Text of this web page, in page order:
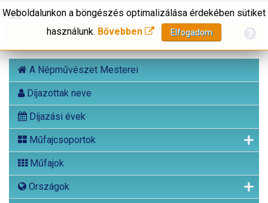
A Népművészet Mesterei
Díjazottak neve
Díjazási évek
Műfajcsoportok
Műfajok
Országok
Weboldalunkon a böngészés optimalizálása érdekében sütiket
használunk. Bővebben Elfogadom